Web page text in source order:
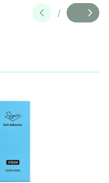
Slajd
/
z